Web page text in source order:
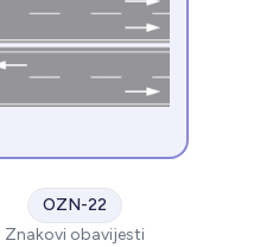
OZN-22
Znakovi obavijesti